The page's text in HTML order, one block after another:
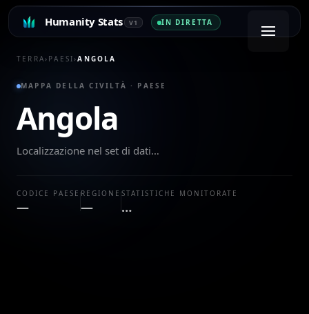
Humanity Stats V1 IN DIRETTA
TERRA› PAESI›ANGOLA
MAPPA DELLA CIVILTÀ · PAESE
Angola
Localizzazione nel set di dati…
CODICE PAESE
—
REGIONE
—
STATISTICHE MONITORATE
…